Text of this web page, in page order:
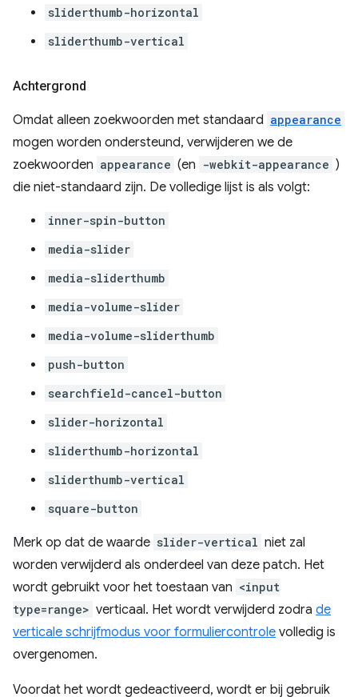
sliderthumb-horizontal
sliderthumb-vertical
Achtergrond
Omdat alleen zoekwoorden met standaard appearance
mogen worden ondersteund, verwijderen we de
zoekwoorden appearance (en -webkit-appearance )
die niet-standaard zijn. De volledige lijst is als volgt:
inner-spin-button
media-slider
media-sliderthumb
media-volume-slider
media-volume-sliderthumb
push-button
searchfield-cancel-button
slider-horizontal
sliderthumb-horizontal
sliderthumb-vertical
square-button
Merk op dat de waarde slider-vertical niet zal
worden verwijderd als onderdeel van deze patch. Het
wordt gebruikt voor het toestaan ​​van <input
type=range> verticaal. Het wordt verwijderd zodra de
verticale schrijfmodus voor formuliercontrole volledig is
overgenomen.
Voordat het wordt gedeactiveerd, wordt er bij gebruik